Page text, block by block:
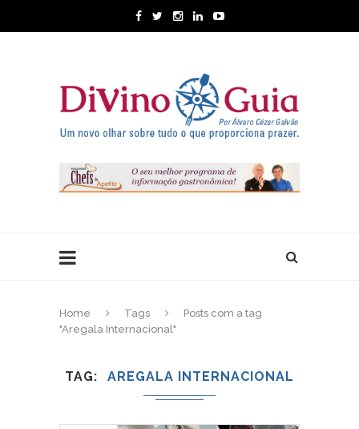
Home Tags
Posts com a tag
"Aregala Internacional"
TAG AREGALA INTERNACIONAL